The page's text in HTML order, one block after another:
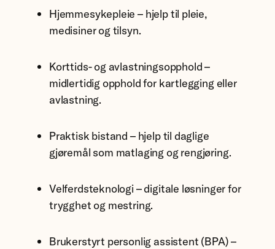
Hjemmesykepleie – hjelp til pleie,
medisiner og tilsyn.
Korttids- og avlastningsopphold –
midlertidig opphold for kartlegging eller
avlastning.
Praktisk bistand – hjelp til daglige
gjøremål som matlaging og rengjøring.
Velferdsteknologi – digitale løsninger for
trygghet og mestring.
Brukerstyrt personlig assistent (BPA) –